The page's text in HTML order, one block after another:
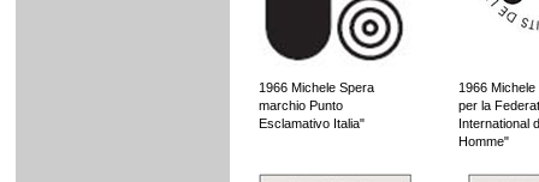
1966 Michele Spera
marchio Punto
Esclamativo Italia"
1966
per la
International
Homme"